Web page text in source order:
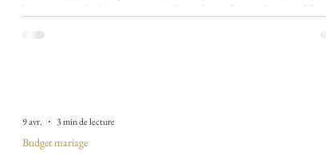
leur personnalité à travers une palette de couleurs vibrantes. Un
mariage coloré n'est pas synonyme d'excès : lorsqu'il est pensé avec
Budget mariage
9 avr. 3 min de lecture